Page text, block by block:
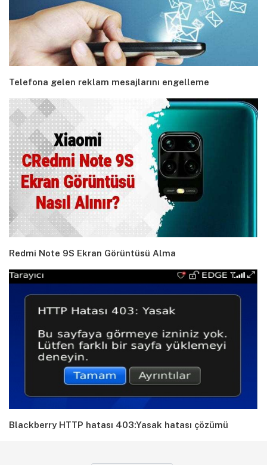
Telefona gelen reklam mesajlarını engelleme
Redmi Note 9S Ekran Görüntüsü Alma
Blackberry HTTP hatası 403:Yasak hatası çözümü